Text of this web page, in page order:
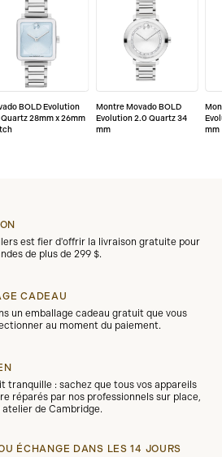
BOLD Evolution
28mm x 26mm
Montre Movado BOLD
Evolution 2.0 Quartz 34
mm
mm
est fier d'offrir la livraison gratuite pour
de plus de 299 $.
CADEAU
un emballage cadeau gratuit que vous
au moment du paiement.
tranquille : sachez que tous vos appareils
réparés par nos professionnels sur place,
de Cambridge.
ÉCHANGE DANS LES 14 JOURS